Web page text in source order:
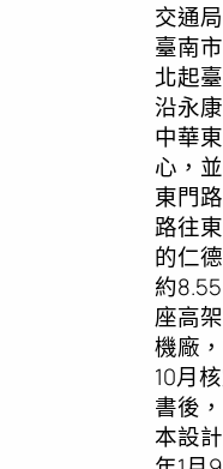
交通
臺南
北起
沿永
中華
心，
東門
路往
的仁
約
座高
機廠
10月
書後
本設